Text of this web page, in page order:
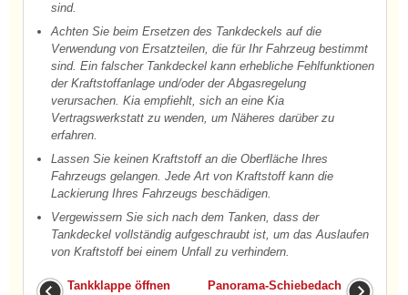
sind.
Achten Sie beim Ersetzen des Tankdeckels auf die
Verwendung von Ersatzteilen, die für Ihr Fahrzeug bestimmt
sind. Ein falscher Tankdeckel kann erhebliche Fehlfunktionen
der Kraftstoffanlage und/oder der Abgasregelung
verursachen. Kia empfiehlt, sich an eine Kia
Vertragswerkstatt zu wenden, um Näheres darüber zu
erfahren.
Lassen Sie keinen Kraftstoff an die Oberfläche Ihres
Fahrzeugs gelangen. Jede Art von Kraftstoff kann die
Lackierung Ihres Fahrzeugs beschädigen.
Vergewissern Sie sich nach dem Tanken, dass der
Tankdeckel vollständig aufgeschraubt ist, um das Auslaufen
von Kraftstoff bei einem Unfall zu verhindern.
Tankklappe öffnen Panorama-Schiebedach